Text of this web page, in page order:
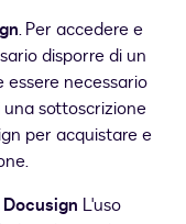
. Per accedere e
disporre di un
essere necessario
sottoscrizione
per acquistare e
L'uso